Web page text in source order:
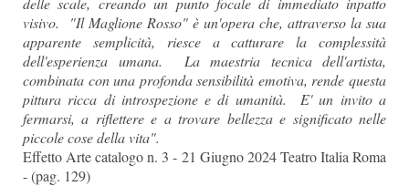
visivo. "Il Maglione Rosso" è un'opera che, attraverso la sua
apparente semplicità, riesce a catturare la complessità
dell'esperienza umana. La maestria tecnica dell'artista,
combinata con una profonda sensibilità emotiva, rende questa
pittura ricca di introspezione e di umanità. E' un invito a
fermarsi, a riflettere e a trovare bellezza e significato nelle
piccole cose della vita".
Effetto Arte catalogo n. 3 - 21 Giugno 2024 Teatro Italia Roma
- (pag. 129)